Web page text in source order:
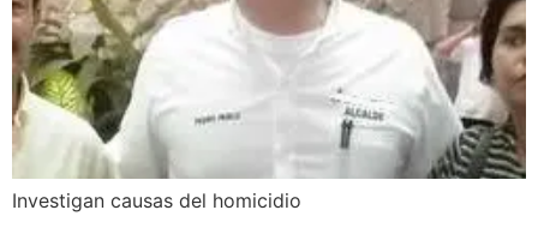
Investigan causas del homicidio